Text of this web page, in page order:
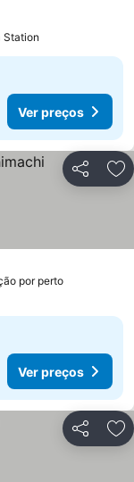
Station
Ver preços
Partilhar
por perto
Ver preços
Partilhar